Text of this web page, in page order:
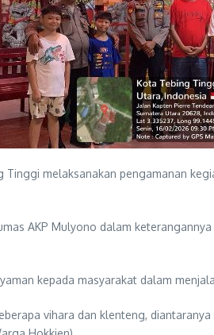
Tinggi melaksanakan pengamanan
AKP Mulyono dalam
kepada masyarakat dalam
vihara dan klenteng,